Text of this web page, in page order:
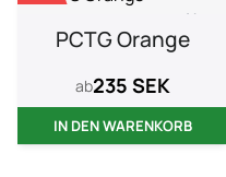
1 kg
PCTG Orange
ab235 SEK
IN DEN WARENKORB